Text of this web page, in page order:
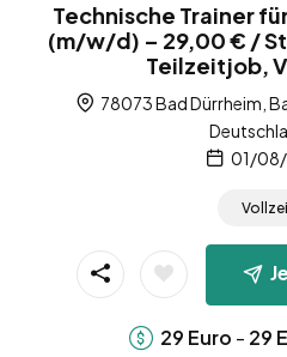
Technische Trainer
(m/w/d) – 29,00 € /
Teilzeitjob,
78073 Bad Dürrheim,
01/
29 Euro - 29